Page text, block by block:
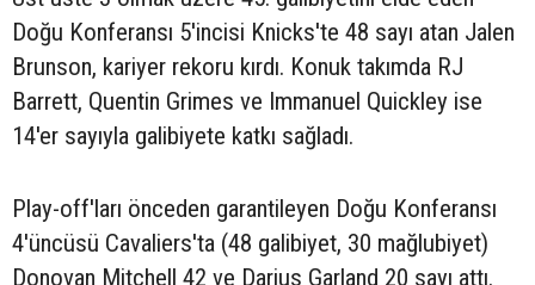
Doğu Konferansı 5'incisi Knicks'te 48 sayı atan Jalen
Brunson, kariyer rekoru kırdı. Konuk takımda RJ
Barrett, Quentin Grimes ve Immanuel Quickley ise
14'er sayıyla galibiyete katkı sağladı.
Play-off'ları önceden garantileyen Doğu Konferansı
4'üncüsü Cavaliers'ta (48 galibiyet, 30 mağlubiyet)
Donovan Mitchell 42 ve Darius Garland 20 sayı attı.